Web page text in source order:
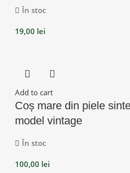
În stoc
19,00 lei
Add to cart
Coș mare din piele
model vintage
În stoc
100,00 lei